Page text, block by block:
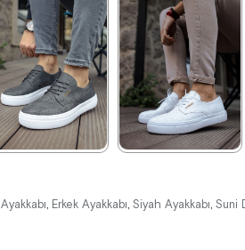
3.300,00 ₺
3.300,00 ₺
Ayakkabı, Erkek Ayakkabı, Siyah Ayakkabı, Suni